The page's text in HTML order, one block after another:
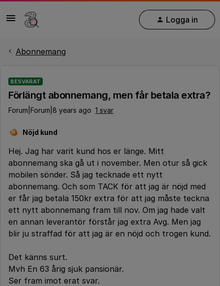
Logga in
Abonnemang
BESVARAT
Förlängt abonnemang, men får betala extra?
Forum|Forum|8 years ago 1 svar
N Nöjd kund
Hej. Jag har varit kund hos er länge. Mitt
abonnemang ska gå ut i november. Men otur så gick
mobilen sönder. Så jag tecknade ett nytt
abonnemang. Och som TACK för att jag är nöjd med
er får jag betala 150kr extra för att jag måste teckna
ett nytt abonnemang fram till nov. Om jag hade valt
en annan leverantör förstår jag extra Avg. Men jag
blir ju straffad för att jag är en nöjd och trogen kund.
Det känns surt.
Mvh En 63 årig sjuk pansionär.
Ser fram imot erat svar.